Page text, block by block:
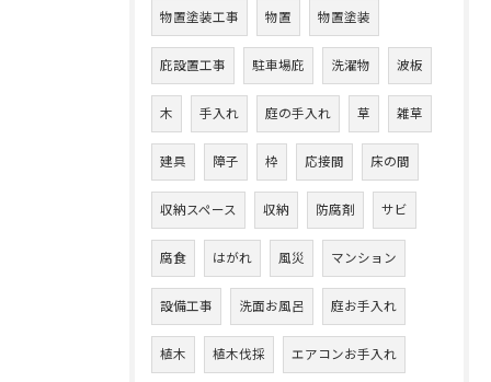
物置塗装工事 物置 物置塗装
庇設置工事 駐車場庇 洗濯物 波板
木 手入れ 庭の手入れ 草 雑草
建具 障子 枠 応接間 床の間
収納スペース 収納 防腐剤 サビ
腐食 はがれ 風災 マンション
設備工事 洗面お風呂 庭お手入れ
植木 植木伐採 エアコンお手入れ